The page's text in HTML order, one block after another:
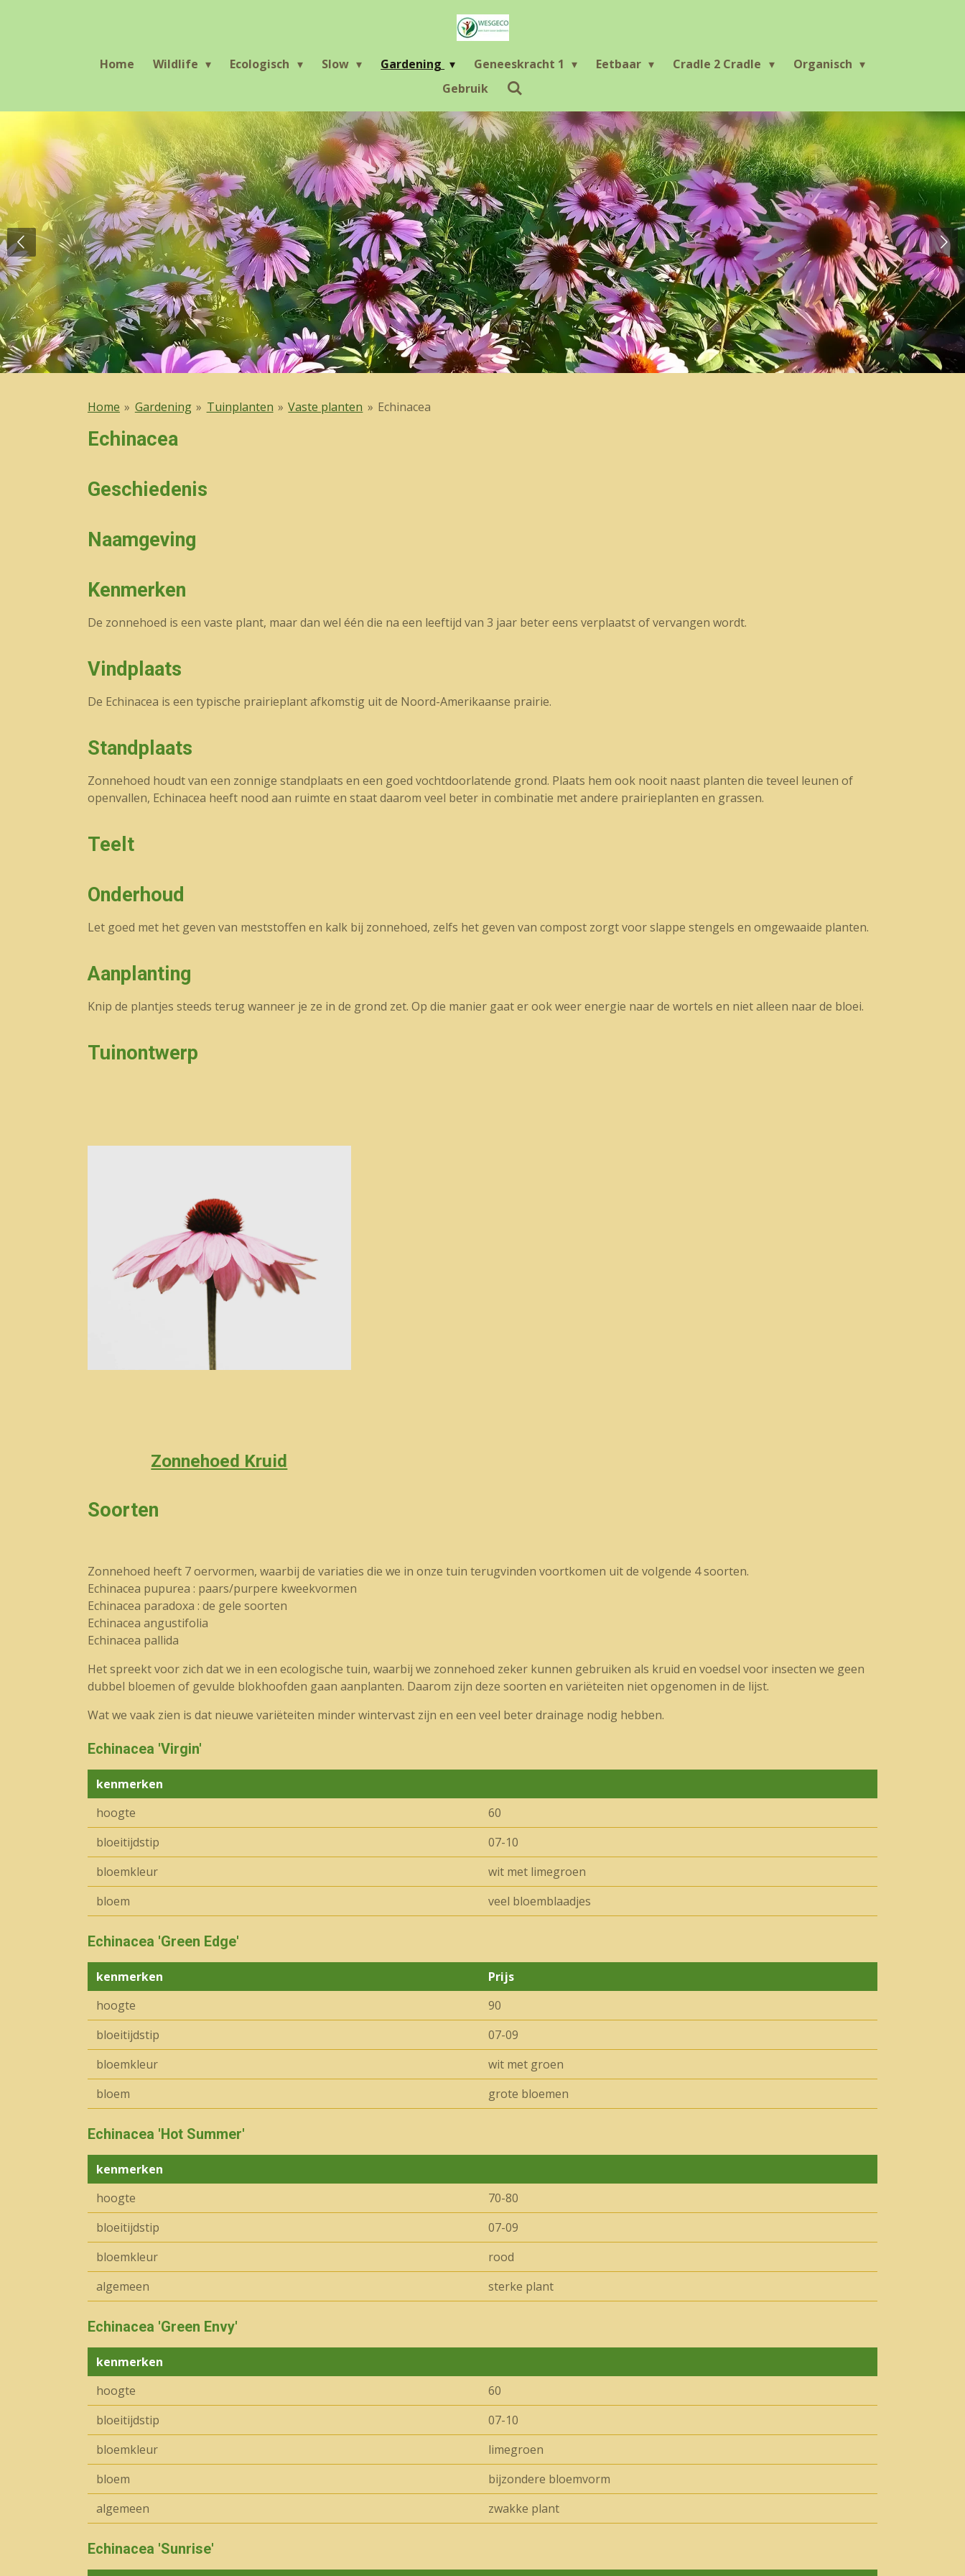
Home Wildlife Ecologisch Slow Gardening Geneeskracht 1 Eetbaar Cradle 2 Cradle
Organisch
Gebruik
Home » Gardening » Tuinplanten » Vaste planten » Echinacea
Echinacea
Geschiedenis
Naamgeving
Kenmerken
De zonnehoed is een vaste plant, maar dan wel één die na een leeftijd van 3 jaar beter eens verplaatst of vervangen wordt.
Vindplaats
De Echinacea is een typische prairieplant afkomstig uit de Noord-Amerikaanse prairie.
Standplaats
Zonnehoed houdt van een zonnige standplaats en een goed vochtdoorlatende grond. Plaats hem ook nooit naast planten die teveel leunen of
openvallen, Echinacea heeft nood aan ruimte en staat daarom veel beter in combinatie met andere prairieplanten en grassen.
Teelt
Onderhoud
Let goed met het geven van meststoffen en kalk bij zonnehoed, zelfs het geven van compost zorgt voor slappe stengels en omgewaaide planten.
Aanplanting
Knip de plantjes steeds terug wanneer je ze in de grond zet. Op die manier gaat er ook weer energie naar de wortels en niet alleen naar de bloei.
Tuinontwerp
Zonnehoed Kruid
Soorten
Zonnehoed heeft 7 oervormen, waarbij de variaties die we in onze tuin terugvinden voortkomen uit de volgende 4 soorten.
Echinacea pupurea : paars/purpere kweekvormen
Echinacea paradoxa : de gele soorten
Echinacea angustifolia
Echinacea pallida
Het spreekt voor zich dat we in een ecologische tuin, waarbij we zonnehoed zeker kunnen gebruiken als kruid en voedsel voor insecten we geen
dubbel bloemen of gevulde blokhoofden gaan aanplanten. Daarom zijn deze soorten en variëteiten niet opgenomen in de lijst.
Wat we vaak zien is dat nieuwe variëteiten minder wintervast zijn en een veel beter drainage nodig hebben.
Echinacea 'Virgin'
kenmerken
hoogte
60
bloeitijdstip
07-10
bloemkleur
wit met limegroen
bloem
veel bloemblaadjes
Echinacea 'Green Edge'
kenmerken
Prijs
hoogte
90
bloeitijdstip
07-09
bloemkleur
wit met groen
bloem
grote bloemen
Echinacea 'Hot Summer'
kenmerken
hoogte
70-80
bloeitijdstip
07-09
bloemkleur
rood
algemeen
sterke plant
Echinacea 'Green Envy'
kenmerken
hoogte
60
bloeitijdstip
07-10
bloemkleur
limegroen
bloem
bijzondere bloemvorm
algemeen
zwakke plant
Echinacea 'Sunrise'